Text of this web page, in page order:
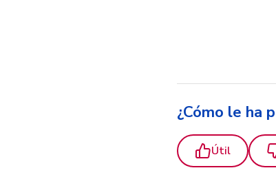
¿Cómo le ha
Útil